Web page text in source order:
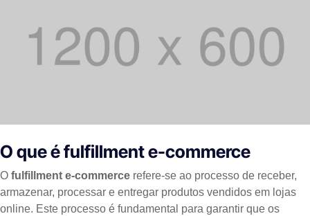
O que é fulfillment e-commerce
O fulfillment e-commerce refere-se ao processo de receber,
armazenar, processar e entregar produtos vendidos em lojas
online. Este processo é fundamental para garantir que os